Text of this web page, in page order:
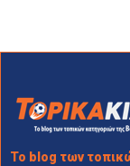
Το blog των